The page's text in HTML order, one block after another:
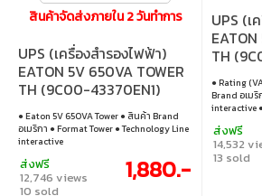
สินค้าจัดส่งภายใน 2 วันทำการ
UPS (เครื่องสำรองไฟฟ้า)
EATON 5V 650VA TOWER
TH (9C00-43370EN1)
(BLACK)
● Eaton 5V 650VA Tower ● สินค้า Brand
อเมริกา ● Format Tower ● Technology Line
interactive
ส่งฟรี
12,746 views
10 sold
1,880.-
UPS (เ
TH
BLACK
● Rating
Brand อเมริ
interactive
ส่งฟรี
14,532
13 sold